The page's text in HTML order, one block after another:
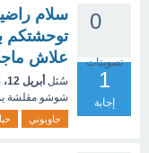
0
تصويتات
1
إجابة
سلام
توحشتكم
علاش
سُئل أبريل 12، 2018
شوشو مقلشة
جاوبوني